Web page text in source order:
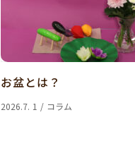
お盆とは？
2026.7. 1 / コラム